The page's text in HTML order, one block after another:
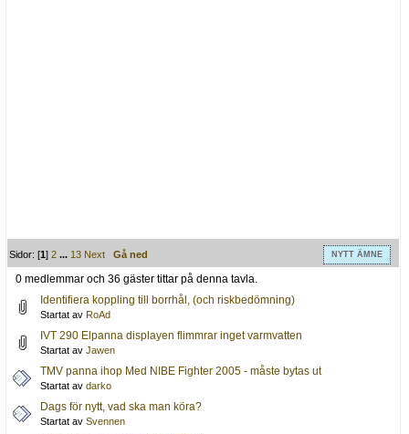
Sidor: [1]2 ... 13 Next Gå ned NYTT ÄMNE
0 medlemmar och 36 gäster tittar på denna tavla.
Identifiera koppling till borrhål, (och riskbedömning)
Startat av RoAd
IVT 290 Elpanna displayen flimmrar inget varmvatten
Startat av Jawen
TMV panna ihop Med NIBE Fighter 2005 - måste bytas ut
Startat av darko
Dags för nytt, vad ska man köra?
Startat av Svennen